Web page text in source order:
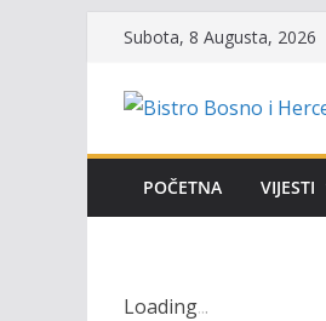
Skip
content
Subota, 8 Augusta, 2026
POČETNA VIJESTI
Loading...